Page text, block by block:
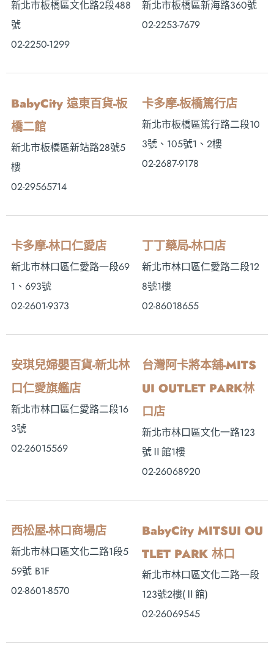
新北市板橋區文化路2段488
號
02-2250-1299
新北市板橋區新海路360號
02-2253-7679
BabyCity 遠東百貨-板
橋二館
新北市板橋區新站路28號5
樓
02-29565714
卡多摩-板橋篤行店
新北市板橋區篤行路二段10
3號、105號1、2樓
02-2687-9178
卡多摩-林口仁愛店
新北市林口區仁愛路一段69
1、693號
02-2601-9373
丁丁藥局-林口店
新北市林口區仁愛路二段12
8號1樓
02-86018655
安琪兒婦嬰百貨-新北林
口仁愛旗艦店
新北市林口區仁愛路二段16
3號
02-26015569
台灣阿卡將本舖-MITS
UI OUTLET PARK林
口店
新北市林口區文化一路123
號Ⅱ館1樓
02-26068920
西松屋-林口商場店
新北市林口區文化二路1段5
59號 B1F
02-8601-8570
BabyCity MITSUI OU
TLET PARK 林口
新北市林口區文化二路一段
123號2樓(Ⅱ館)
02-26069545